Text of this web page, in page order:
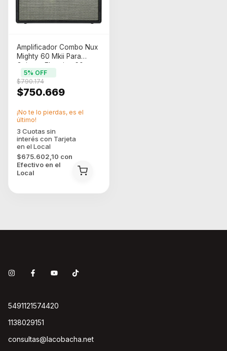
Amplificador Combo Nux
Mighty 60 Mkii Para
Guitarra Electrica 60w
Gris
$750.669
$790.174
5% OFF
$675.602,10 con
Efectivo en el
Local
¡No te lo pierdas, es el
último!
5491121574420
1138029151
consultas@lacobacha.net